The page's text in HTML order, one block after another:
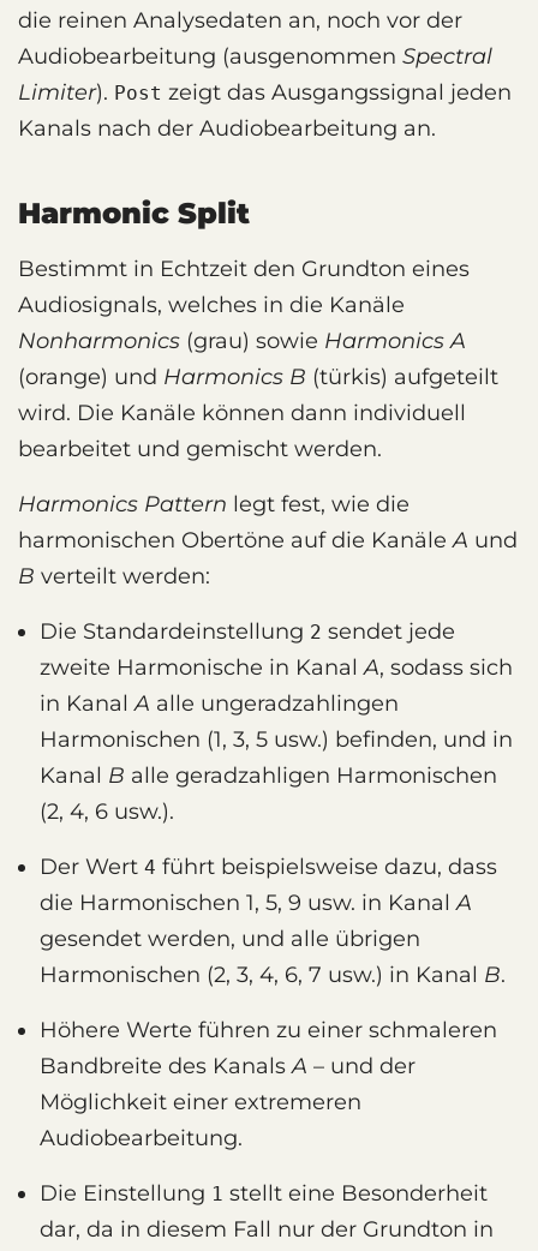
die reinen Analysedaten an, noch vor der
Audiobearbeitung (ausgenommen Spectral
Limiter). Post zeigt das Ausgangssignal jeden
Kanals nach der Audiobearbeitung an.
Harmonic Split
Bestimmt in Echtzeit den Grundton eines
Audiosignals, welches in die Kanäle
Nonharmonics (grau) sowie Harmonics A
(orange) und Harmonics B (türkis) aufgeteilt
wird. Die Kanäle können dann individuell
bearbeitet und gemischt werden.
Harmonics Pattern legt fest, wie die
harmonischen Obertöne auf die KanäleA und
B verteilt werden:
Die Standardeinstellung 2 sendet jede
zweite Harmonische in KanalA, sodass sich
in KanalA alle ungeradzahlingen
Harmonischen (1, 3, 5 usw.) befinden, und in
Kanal B alle geradzahligen Harmonischen
(2, 4, 6 usw.).
Der Wert 4 führt beispielsweise dazu, dass
die Harmonischen 1, 5, 9 usw. in KanalA
gesendet werden, und alle übrigen
Harmonischen (2, 3, 4, 6, 7 usw.) in Kanal B.
Höhere Werte führen zu einer schmaleren
Bandbreite des KanalsA – und der
Möglichkeit einer extremeren
Audiobearbeitung.
Die Einstellung 1 stellt eine Besonderheit
dar, da in diesem Fall nur der Grundton in